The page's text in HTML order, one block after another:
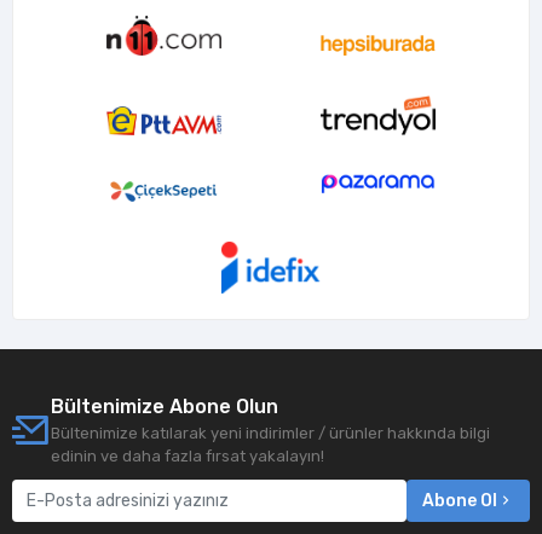
Bültenimize Abone Olun
Bültenimize katılarak yeni indirimler / ürünler hakkında bilgi
edinin ve daha fazla fırsat yakalayın!
Abone Ol